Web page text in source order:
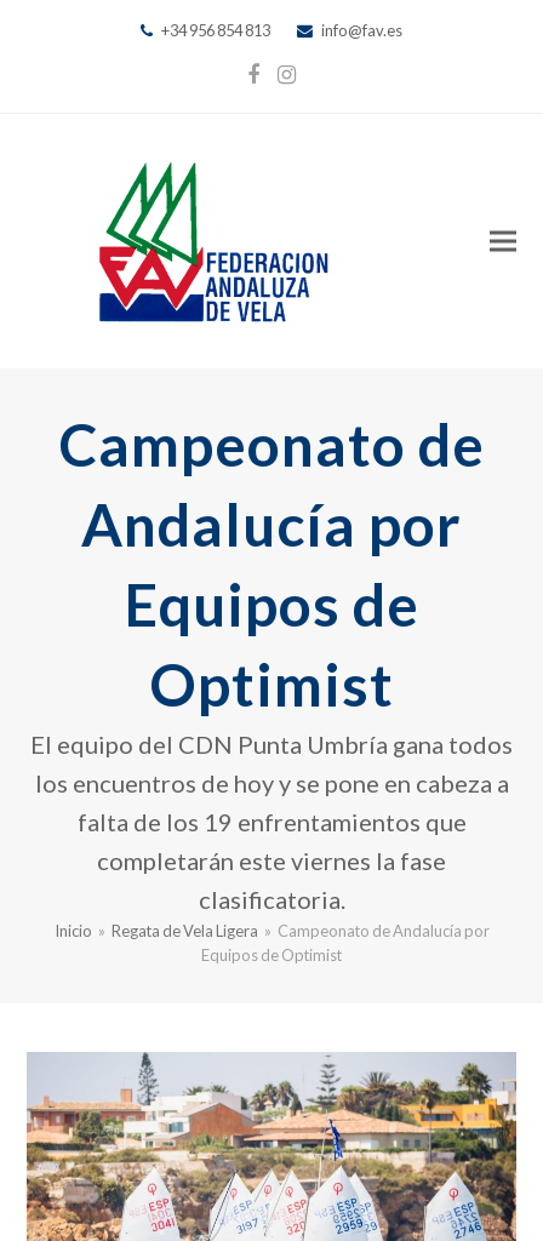
+34 956 854 813 info@fav.es
Facebook
Instagram
Campeonato de
Andalucía por
Equipos de
Optimist
El equipo del CDN Punta Umbría gana todos
los encuentros de hoy y se pone en cabeza a
falta de los 19 enfrentamientos que
completarán este viernes la fase
clasificatoria.
Inicio » Regata de Vela Ligera » Campeonato de Andalucía por
Equipos de Optimist